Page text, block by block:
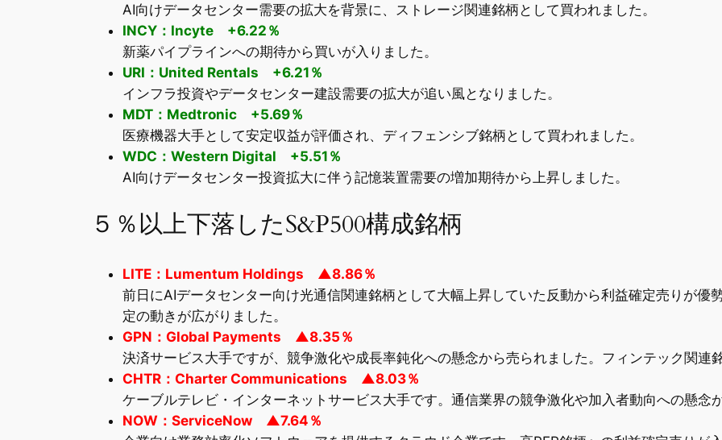
AI向けデータセンター需要の拡大を背景に、ストレージ関連銘柄として買われました。
INCY：Incyte +6.22％
新薬パイプラインへの期待から買いが入りました。
URI：United Rentals +6.21％
インフラ投資やデータセンター建設需要の拡大が追い風となりました。
MDT：Medtronic +5.69％
医療機器大手として安定収益が評価され、ディフェンシブ銘柄として買われました。
WDC：Western Digital +5.51％
AI向けデータセンター投資拡大に伴う記憶装置需要の増加期待から上昇しました。
５％以上下落したS&P500構成銘柄
LITE：Lumentum Holdings ▲8.86％
前日にAIデータセンター向け光通信関連銘柄として大幅上昇していた反動から利益確定売りが優
定の動きが広がりました。
GPN：Global Payments ▲8.35％
決済サービス大手ですが、競争激化や成長率鈍化への懸念から売られました。フィンテック関連
CHTR：Charter Communications ▲8.03％
ケーブルテレビ・インターネットサービス大手です。通信業界の競争激化や加入者動向への懸念
NOW：ServiceNow ▲7.64％